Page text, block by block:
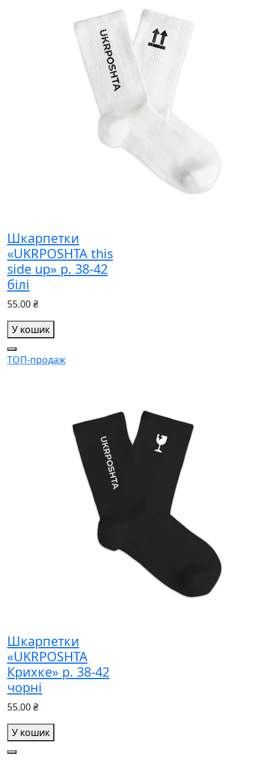
Шкарпетки
«UKRPOSHTA this
side up» р. 38-42
білі
55.00 ₴
У кошик
ТОП-продаж
Шкарпетки
«UKRPOSHTA
Крихке» р. 38-42
чорні
55.00 ₴
У кошик